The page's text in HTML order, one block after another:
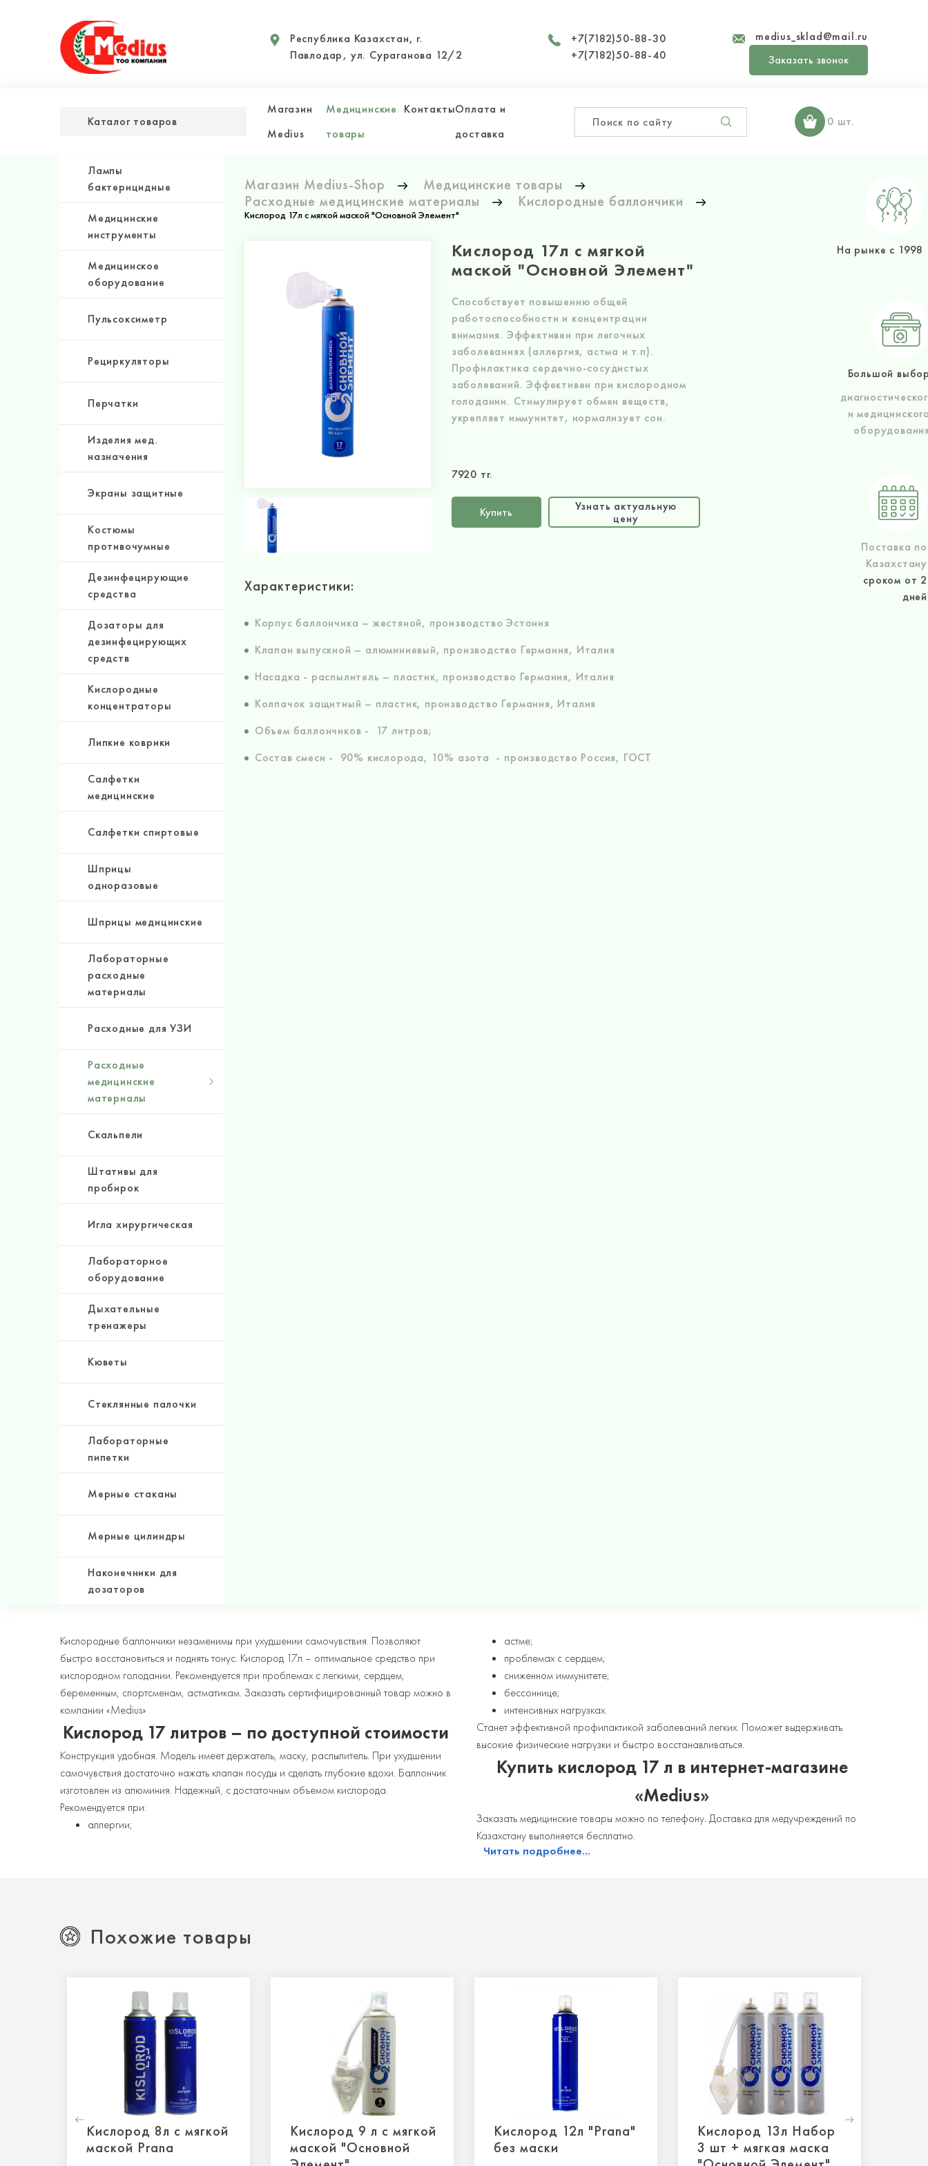
Республика Казахстан, г.
Павлодар, ул. Сураганова 12/2
+7(7182)50-88-30
+7(7182)50-88-40
medius_sklad@mail.ru
Заказать звонок
Каталог товаров
Магазин
Medius
Медицинские
товары
КонтактыОплата и
доставка
0 шт.
Лампы
бактерицидные
Медицинские
инструменты
Медицинское
оборудование
Пульсоксиметр
Рециркуляторы
Перчатки
Изделия мед.
назначения
Экраны защитные
Костюмы
противочумные
Дезинфецирующие
средства
Дозаторы для
дезинфецирующих
средств
Кислородные
концентраторы
Липкие коврики
Салфетки
медицинские
Салфетки спиртовые
Шприцы
одноразовые
Шприцы медицинские
Лабораторные
расходные
материалы
Расходные для УЗИ
Расходные
медицинские
материалы
Скальпели
Штативы для
пробирок
Игла хирургическая
Лабораторное
оборудование
Дыхательные
тренажеры
Кюветы
Стеклянные палочки
Лабораторные
пипетки
Мерные стаканы
Мерные цилиндры
Наконечники для
дозаторов
Магазин Medius-Shop
Медицинские товары
Расходные медицинские материалы
Кислородные баллончики
Кислород 17л с мягкой маской "Основной Элемент"
Кислород 17л с мягкой
маской "Основной Элемент"
Способствует повышению общей
работоспособности и концентрации
внимания. Эффективен при легочных
заболеваниях (аллергия, астма и т.п).
Профилактика сердечно-сосудистых
заболеваний. Эффективен при кислородном
голодании. Стимулирует обмен веществ,
укрепляет иммунитет, нормализует сон.
7920 тг.
Купить
Узнать актуальную
цену
Характеристики:
Корпус баллончика – жестяной, производство Эстония
Клапан выпускной – алюминиевый, производство Германия, Италия
Насадка - распылитель – пластик, производство Германия, Италия
Колпачок защитный – пластик, производство Германия, Италия
Объем баллончиков - 17 литров;
Состав смеси - 90% кислорода, 10% азота - производство Россия, ГОСТ
На рынке с 1998
Большой
и
Поставка по
Казахстану
сроком от 2
дней
Кислородные баллончики незаменимы при ухудшении самочувствия. Позволяют
быстро восстановиться и поднять тонус. Кислород 17л – оптимальное средство при
кислородном голодании. Рекомендуется при проблемах с легкими, сердцем,
беременным, спортсменам, астматикам. Заказать сертифицированный товар можно в
компании «Medius»
Кислород 17 литров – по доступной стоимости
Конструкция удобная. Модель имеет держатель, маску, распылитель. При ухудшении
самочувствия достаточно нажать клапан посуды и сделать глубокие вдохи. Баллончик
изготовлен из алюминия. Надежный, с достаточным объемом кислорода.
Рекомендуется при:
аллергии;
астме;
проблемах с сердцем;
сниженном иммунитете;
бессоннице;
интенсивных нагрузках.
Станет эффективной профилактикой заболеваний легких. Поможет выдерживать
высокие физические нагрузки и быстро восстанавливаться.
Купить кислород 17 л в интернет-магазине
«Medius»
Заказать медицинские товары можно по телефону. Доставка для медучреждений по
Казахстану выполняется бесплатно.
Читать подробнее...
Похожие товары
Кислород 8л с мягкой
маской Prana
Кислород 9 л с мягкой
маской "Основной
Кислород 12л "Prana"
без маски
Кислород 13л Набор
3 шт + мягкая маска